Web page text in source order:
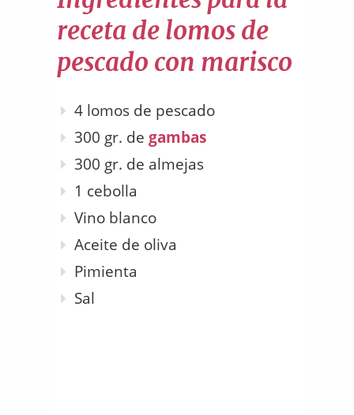
receta de lomos de
pescado con marisco
4 lomos de pescado
300 gr. de gambas
300 gr. de almejas
1 cebolla
Vino blanco
Aceite de oliva
Pimienta
Sal